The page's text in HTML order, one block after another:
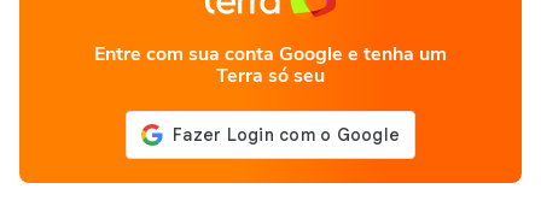
Entre com sua conta Google e tenha um
Terra só seu